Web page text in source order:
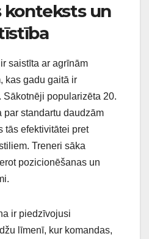
konteksts un
ir saistīta ar agrīnām
kas gadu gaitā ir
popularizēta 20.
par standartu daudzām
tās efektivitātei pret
Treneri sāka
pozicionēšanas un
ir piedzīvojusi
līmenī, kur komandas,